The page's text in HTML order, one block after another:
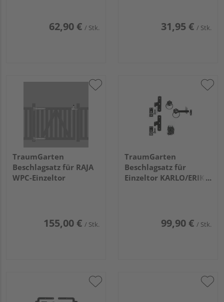
62,90 € / Stk. 31,95 € / Stk.
TraumGarten
Beschlagsatz für RAJA
WPC-Einzeltor
155,00 € / Stk.
TraumGarten
Beschlagsatz für
Einzeltor KARLO/ERIK
99,90 € / Stk.